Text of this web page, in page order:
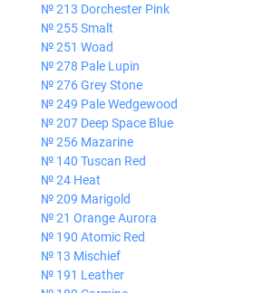
№ 213 Dorchester Pink
№ 255 Smalt
№ 251 Woad
№ 278 Pale Lupin
№ 276 Grey Stone
№ 249 Pale Wedgewood
№ 207 Deep Space Blue
№ 256 Mazarine
№ 140 Tuscan Red
№ 24 Heat
№ 209 Marigold
№ 21 Orange Aurora
№ 190 Atomic Red
№ 13 Mischief
№ 191 Leather